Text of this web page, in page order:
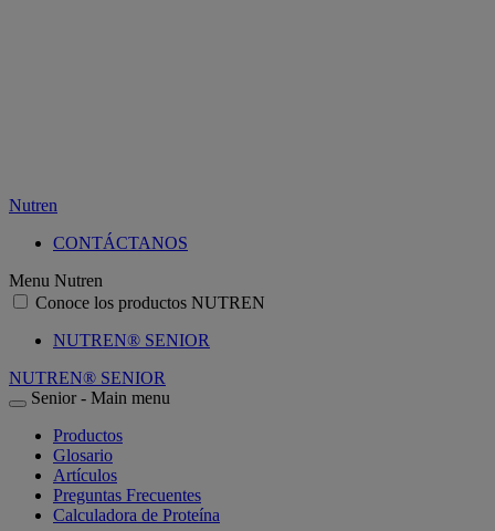
Nutren
CONTÁCTANOS
Menu Nutren
Conoce los productos NUTREN
NUTREN® SENIOR
NUTREN® SENIOR
Senior - Main menu
Productos
Glosario
Artículos
Preguntas Frecuentes
Calculadora de Proteína